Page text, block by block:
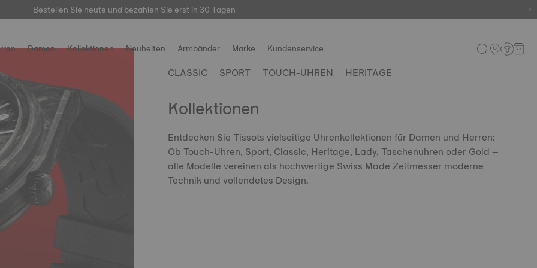
hier
Bestellen Sie heute und bezahlen Sie erst in 30 Tagen
Damen Kollektionen Neuheiten Armbänder Marke Kundenservice
CLASSIC SPORT TOUCH-UHREN HERITAGE
Kollektionen
Entdecken Sie Tissots vielseitige Uhrenkollektionen für Damen und Herren:
Ob Touch-Uhren, Sport, Classic, Heritage, Lady, Taschenuhren oder Gold –
alle Modelle vereinen als hochwertige Swiss Made Zeitmesser moderne
Technik und vollendetes Design.